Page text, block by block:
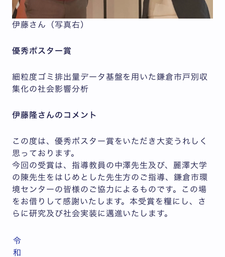
伊藤さん（写真右）
優秀ポスター賞
細粒度ゴミ排出量データ基盤を用いた鎌倉市戸別収
集化の社会影響分析
伊藤隆さんのコメント
この度は、優秀ポスター賞をいただき大変うれしく
思っております。
今回の受賞は、指導教員の中澤先生及び、麗澤大学
の陳先生をはじめとした先生方のご指導、鎌倉市環
境センターの皆様のご協力によるものです。この場
をお借りして感謝いたします。本受賞を糧にし、さ
らに研究及び社会実装に邁進いたします。
令
和